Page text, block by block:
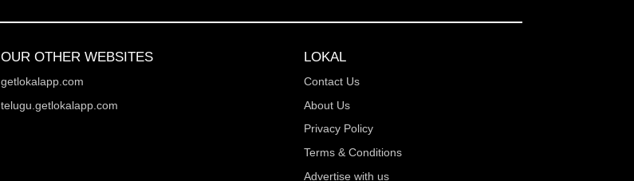
OUR OTHER WEBSITES
getlokalapp.com
telugu.getlokalapp.com
LOKAL
Contact Us
About Us
Privacy Policy
Terms & Conditions
Advertise with us